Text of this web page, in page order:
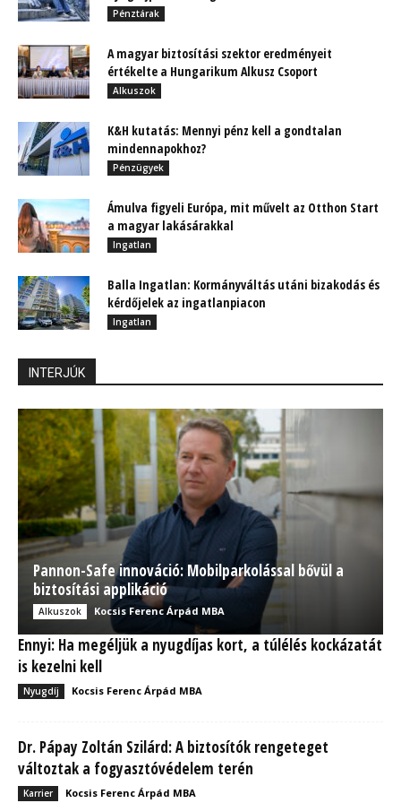
Pénztárak
A magyar biztosítási szektor eredményeit
értékelte a Hungarikum Alkusz Csoport
Alkuszok
K&H kutatás: Mennyi pénz kell a gondtalan
mindennapokhoz?
Pénzügyek
Ámulva figyeli Európa, mit művelt az Otthon Start
a magyar lakásárakkal
Ingatlan
Balla Ingatlan: Kormányváltás utáni bizakodás és
kérdőjelek az ingatlanpiacon
Ingatlan
INTERJÚK
Pannon-Safe innováció: Mobilparkolással bővül a
biztosítási applikáció
Alkuszok Kocsis Ferenc Árpád MBA
Ennyi: Ha megéljük a nyugdíjas kort, a túlélés kockázatát
is kezelni kell
Nyugdíj Kocsis Ferenc Árpád MBA
Dr. Pápay Zoltán Szilárd: A biztosítók rengeteget
változtak a fogyasztóvédelem terén
Karrier Kocsis Ferenc Árpád MBA